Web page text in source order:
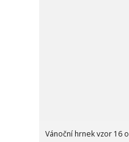
Vánoční hrnek vzor 16